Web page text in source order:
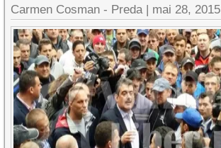
Carmen Cosman - Preda | mai 28, 2015